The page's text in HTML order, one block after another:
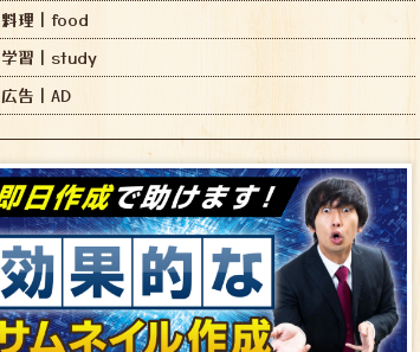
料理｜food
学習｜study
広告｜AD